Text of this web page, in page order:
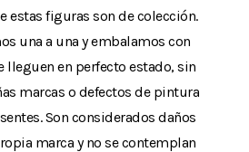
estas figuras son de colección.
una a una y embalamos con
lleguen en perfecto estado, sin
marcas o defectos de pintura
Son considerados daños
marca y no se contemplan